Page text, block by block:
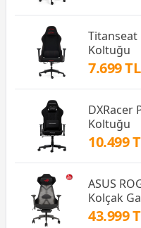
Titanseat
Koltuğu
7.699 TL
DXRacer
Koltuğu
10.499
ASUS
Kolçak
43.999